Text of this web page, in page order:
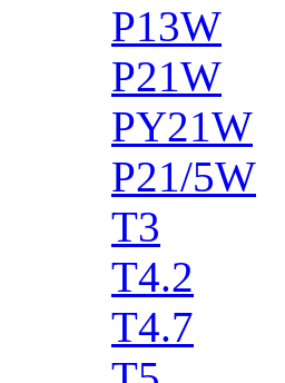
P13W
P21W
PY21W
P21/5W
T3
T4.2
T4.7